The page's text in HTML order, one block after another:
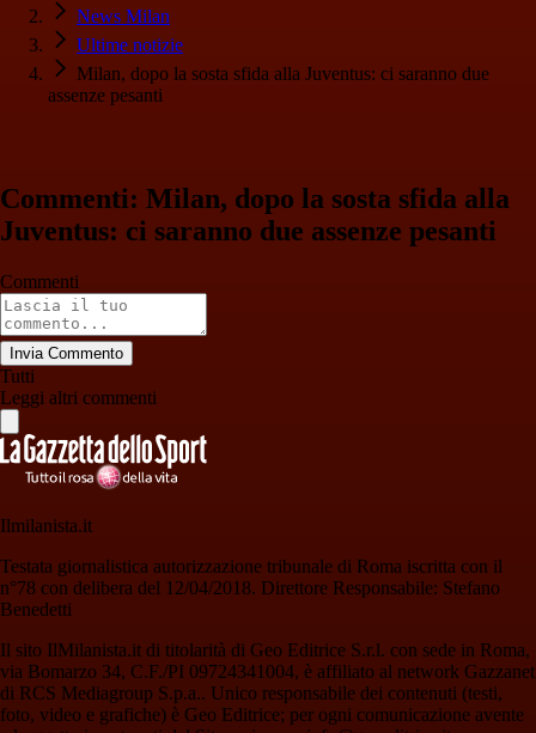
News Milan
Ultime notizie
Milan, dopo la sosta sfida alla Juventus: ci saranno due
assenze pesanti
Commenti: Milan, dopo la sosta sfida alla
Juventus: ci saranno due assenze pesanti
Commenti
Invia Commento
Tutti
Leggi altri commenti
Ilmilanista.it
Testata giornalistica autorizzazione tribunale di Roma iscritta con il
n°78 con delibera del 12/04/2018. Direttore Responsabile: Stefano
Benedetti
Il sito IlMilanista.it di titolarità di Geo Editrice S.r.l. con sede in Roma,
via Bomarzo 34, C.F./PI 09724341004, è affiliato al network Gazzanet
di RCS Mediagroup S.p.a.. Unico responsabile dei contenuti (testi,
foto, video e grafiche) è Geo Editrice; per ogni comunicazione avente